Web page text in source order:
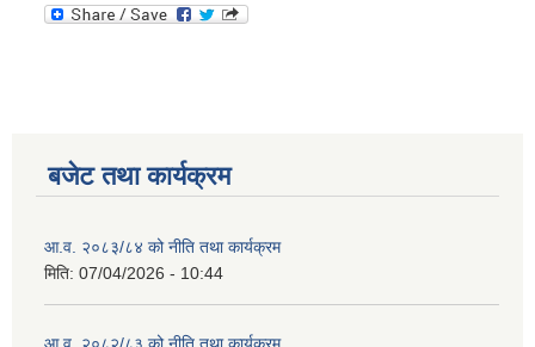
बजेट तथा कार्यक्रम
आ.व. २०८३/८४ को नीति तथा कार्यक्रम
मिति: 07/04/2026 - 10:44